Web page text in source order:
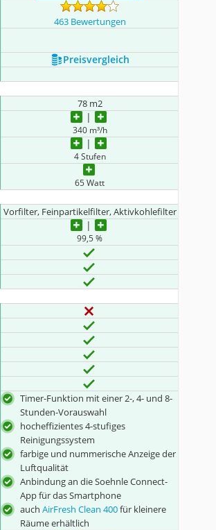
463 Bewertungen
Preis­vergleich
78 m2
340 m³/h
4 Stufen
65 Watt
Vorfilter, Feinpartikelfilter, Aktivkohlefilter
99,5 %
Timer-Funktion mit einer 2-, 4- und 8-
Stunden-Vorauswahl
hocheffizientes 4-stufiges
Reinigungssystem
farbige und nummerische Anzeige der
Luftqualität
Anbindung an die Soehnle Connect-
App für das Smartphone
auchAirFresh Clean 400für kleinere
Räume erhältlich